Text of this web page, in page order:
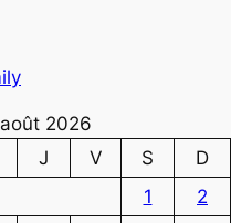
août 2026
J V S
D
1
2